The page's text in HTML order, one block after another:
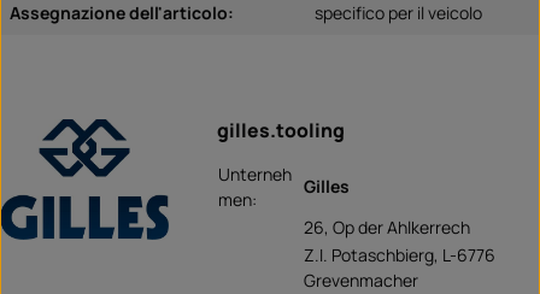
Assegnazione dell'articolo: specifico per il veicolo
gilles.tooling
Unterneh
men:
Gilles
26, Op der Ahlkerrech
Z.I. Potaschbierg, L-6776
Grevenmacher